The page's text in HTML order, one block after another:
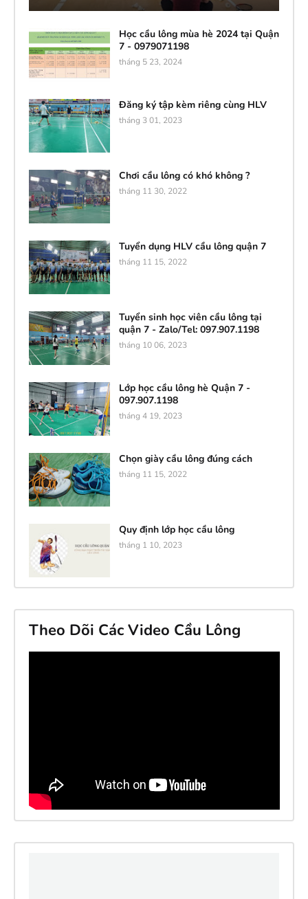
Học cầu lông mùa hè 2024 tại Quận
7 - 0979071198
tháng 5 23, 2024
Đăng ký tập kèm riêng cùng HLV
tháng 3 01, 2023
Chơi cầu lông có khó không ?
tháng 11 30, 2022
Tuyển dụng HLV cầu lông quận 7
tháng 11 15, 2022
Tuyển sinh học viên cầu lông tại
quận 7 - Zalo/Tel: 097.907.1198
tháng 10 06, 2023
Lớp học cầu lông hè Quận 7 -
097.907.1198
tháng 4 19, 2023
Chọn giày cầu lông đúng cách
tháng 11 15, 2022
Quy định lớp học cầu lông
tháng 1 10, 2023
Theo Dõi Các Video Cầu Lông